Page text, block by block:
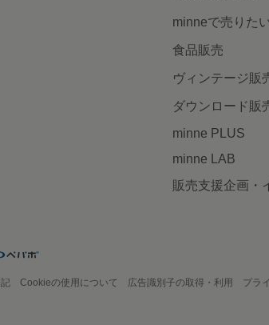
minneで売りた
食品販売
ヴィンテージ販
ダウンロード販
minne PLUS
minne LAB
販売支援企画・
Cookieの使用について 広告識別子の取得・利用 プラ